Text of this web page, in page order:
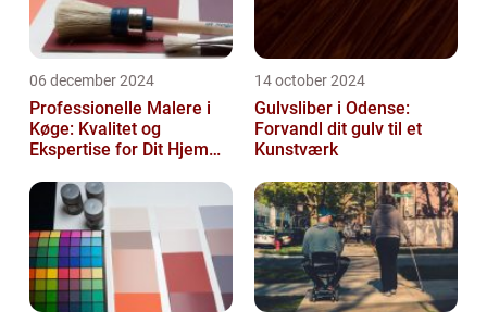
06 december 2024
Professionelle Malere i
Køge: Kvalitet og
Ekspertise for Dit Hjem
14 october 2024
Gulvsliber i Odense:
Forvandl dit gulv til et
Kunstværk